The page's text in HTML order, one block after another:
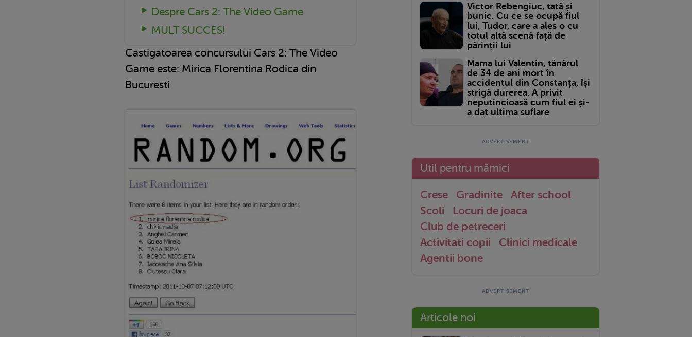
Despre Cars 2: The Video Game
MULT SUCCES!
Castigatoarea concursului Cars 2: The Video
Game este: Mirica Florentina Rodica din
Bucuresti
Victor Rebengiuc, tată și
bunic. Cu ce se ocupă fiul
lui, Tudor, care a ales o cu
totul altă scenă față de
părinții lui
Mama lui Valentin, tânărul
de 34 de ani mort în
accidentul din Constanța, își
strigă durerea. A privit
neputincioasă cum fiul ei și-
a dat ultima suflare
Util pentru mămici
Crese Gradinite
After school
Scoli
Locuri de joaca
Club de petreceri
Activitati copii
Clinici medicale
Agentii bone
Articole noi